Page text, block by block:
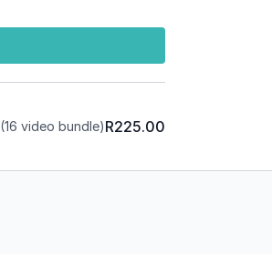
(16 video bundle)R225.00